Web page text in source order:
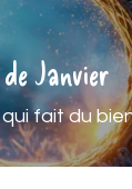
de Janvier
fait du